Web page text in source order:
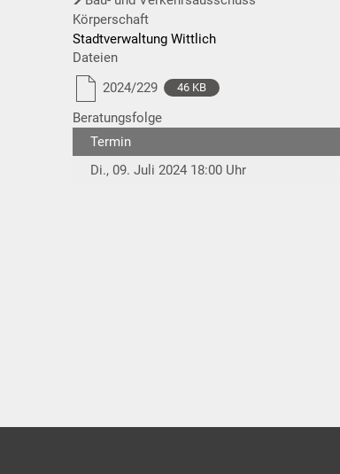
Körperschaft
Stadtverwaltung Wittlich
Dateien
2024/229
46 KB
Beratungsfolge
Termin
Di., 09. Juli 2024 18:00 Uhr